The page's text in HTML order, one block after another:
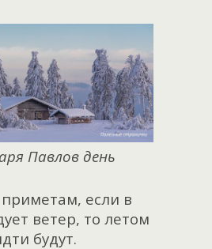
Павлов день
если в
ветер, то летом
будут.